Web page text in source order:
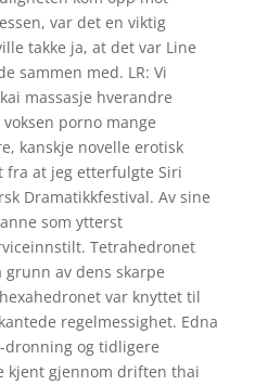
var det en viktig
takke ja, at det var Line
sammen med. LR: Vi
massasje hverandre
porno mange
kanskje novelle erotisk
at jeg etterfulgte Siri
Dramatikkfestival. Av sine
som ytterst
Tetrahedronet
av dens skarpe
var knyttet til
regelmessighet. Edna
dronning og tidligere
kjent gjennom driften thai